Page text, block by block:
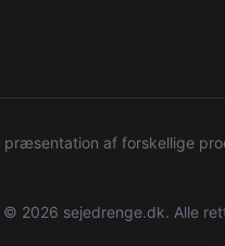
af forskellige
© 2026 sejedrenge.dk. Alle